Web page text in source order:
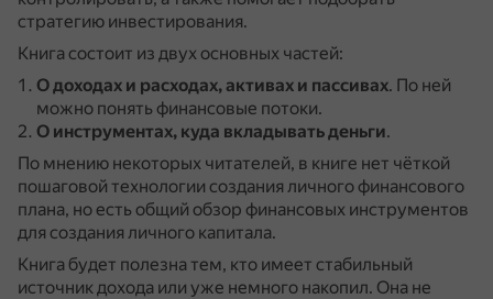
стратегию инвестирования.
Книга состоит из двух основных частей:
О доходах и расходах, активах и пассивах. По ней
можно понять финансовые потоки.
О инструментах, куда вкладывать деньги.
По мнению некоторых читателей, в книге нет чёткой
пошаговой технологии создания личного финансового
плана, но есть общий обзор финансовых инструментов
для создания личного капитала.
Книга будет полезна тем, кто имеет стабильный
источник дохода или уже немного накопил. Она не